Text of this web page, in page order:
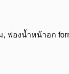
ฟองน้ำหน้าอก